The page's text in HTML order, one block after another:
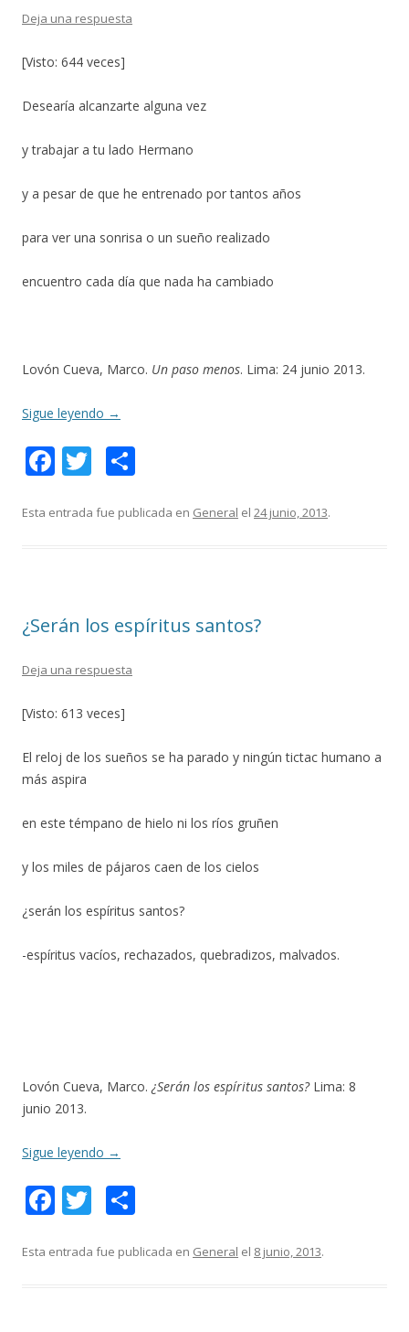
Deja una respuesta
[Visto: 644 veces]
Desearía alcanzarte alguna vez
y trabajar a tu lado Hermano
y a pesar de que he entrenado por tantos años
para ver una sonrisa o un sueño realizado
encuentro cada día que nada ha cambiado
Lovón Cueva, Marco. Un paso menos. Lima: 24 junio 2013.
Sigue leyendo →
F
e
k
T
itt m
r
Esta entrada fue publicada en General el 24 junio, 2013.
¿Serán los espíritus santos?
Deja una respuesta
[Visto: 613 veces]
El reloj de los sueños se ha parado y ningún tictac humano a
más aspira
en este témpano de hielo ni los ríos gruñen
y los miles de pájaros caen de los cielos
¿serán los espíritus santos?
-espíritus vacíos, rechazados, quebradizos, malvados.
Lovón Cueva, Marco. ¿Serán los espíritus santos?Lima: 8
junio 2013.
Sigue leyendo →
F
e
T
itt m
Esta entrada fue publicada en General el 8 junio, 2013.